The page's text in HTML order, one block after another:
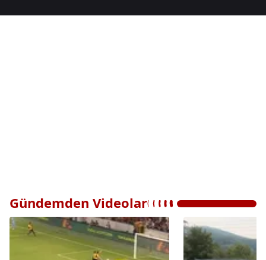
Gündemden Videolar